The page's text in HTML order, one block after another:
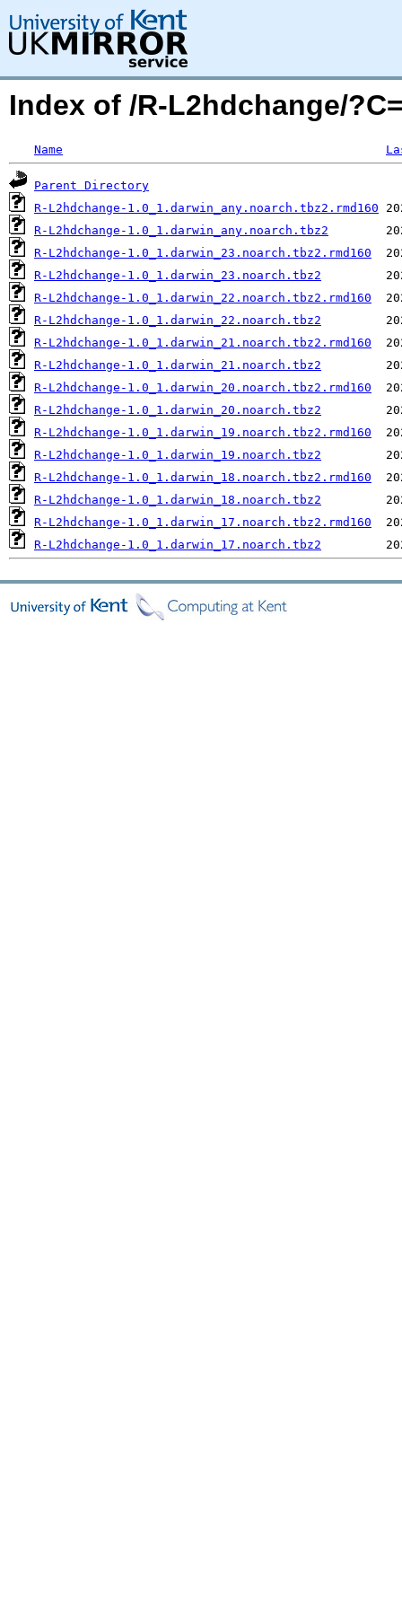
Index of /R-L2hdchange/
Name
Parent Directory
R-L2hdchange-1.0_1.darwin_any.noarch.tbz2.rmd160
R-L2hdchange-1.0_1.darwin_any.noarch.tbz2
R-L2hdchange-1.0_1.darwin_23.noarch.tbz2.rmd160
R-L2hdchange-1.0_1.darwin_23.noarch.tbz2
R-L2hdchange-1.0_1.darwin_22.noarch.tbz2.rmd160
R-L2hdchange-1.0_1.darwin_22.noarch.tbz2
R-L2hdchange-1.0_1.darwin_21.noarch.tbz2.rmd160
R-L2hdchange-1.0_1.darwin_21.noarch.tbz2
R-L2hdchange-1.0_1.darwin_20.noarch.tbz2.rmd160
R-L2hdchange-1.0_1.darwin_20.noarch.tbz2
R-L2hdchange-1.0_1.darwin_19.noarch.tbz2.rmd160
R-L2hdchange-1.0_1.darwin_19.noarch.tbz2
R-L2hdchange-1.0_1.darwin_18.noarch.tbz2.rmd160
R-L2hdchange-1.0_1.darwin_18.noarch.tbz2
R-L2hdchange-1.0_1.darwin_17.noarch.tbz2.rmd160
R-L2hdchange-1.0_1.darwin_17.noarch.tbz2